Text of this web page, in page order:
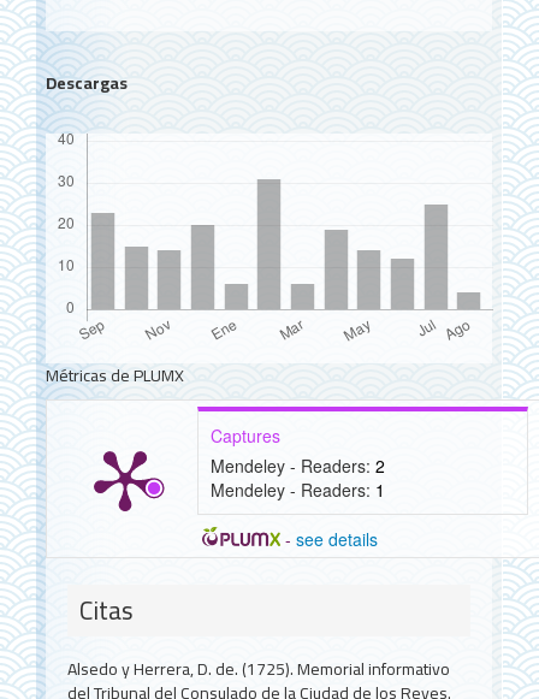
Descargas
Métricas de PLUMX
Captures
Mendeley - Readers: 2
Mendeley - Readers: 1
-see details
Detalles
del
artículo
Citas
Alsedo y Herrera, D. de. (1725). Memorial informativo